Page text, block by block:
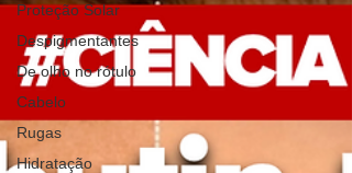
Proteção Solar
Despigmentantes
De olho no rótulo
Cabelo
Rugas
Hidratação